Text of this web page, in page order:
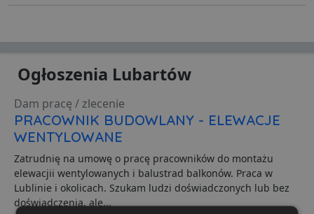
Ogłoszenia Lubartów
Dam pracę / zlecenie
PRACOWNIK BUDOWLANY - ELEWACJE
WENTYLOWANE
Zatrudnię na umowę o pracę pracowników do montażu
elewacjii wentylowanych i balustrad balkonów. Praca w
Lublinie i okolicach. Szukam ludzi doświadczonych lub bez
doświadczenia, ale...